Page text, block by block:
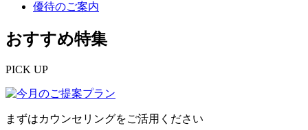
優待のご案内
おすすめ特集
PICK UP
まずはカウンセリングをご活用ください